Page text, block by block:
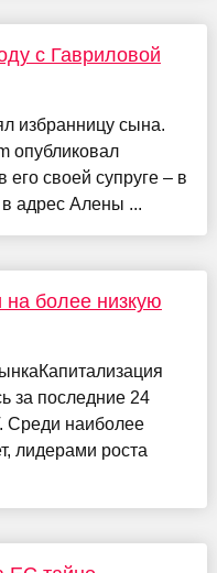
с Гавриловой
избранницу сына.
опубликовал
своей супруге – в
адрес Алены ...
на более низкую
за последние 24
Среди наиболее
лидерами роста